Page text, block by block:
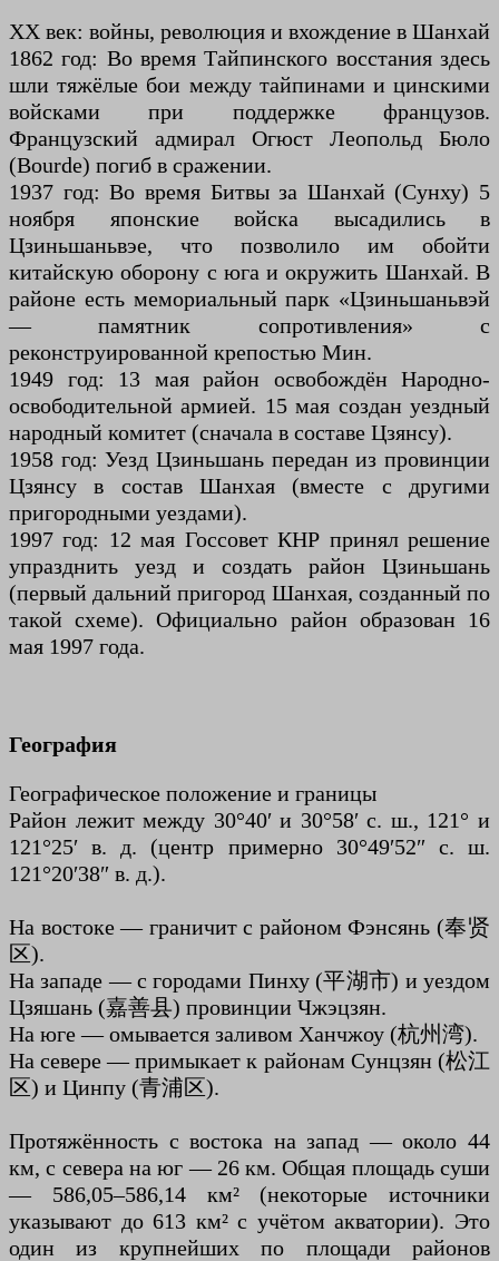
XX век: войны, революция и вхождение в Шанхай
1862 год: Во время Тайпинского восстания здесь
шли тяжёлые бои между тайпинами и цинскими
войсками при поддержке французов.
Французский адмирал Огюст Леопольд Бюло
(Bourde) погиб в сражении.
1937 год: Во время Битвы за Шанхай (Сунху) 5
ноября японские войска высадились в
Цзиньшаньвэе, что позволило им обойти
китайскую оборону с юга и окружить Шанхай. В
районе есть мемориальный парк «Цзиньшаньвэй
— памятник сопротивления» с
реконструированной крепостью Мин.
1949 год: 13 мая район освобождён Народно-
освободительной армией. 15 мая создан уездный
народный комитет (сначала в составе Цзянсу).
1958 год: Уезд Цзиньшань передан из провинции
Цзянсу в состав Шанхая (вместе с другими
пригородными уездами).
1997 год: 12 мая Госсовет КНР принял решение
упразднить уезд и создать район Цзиньшань
(первый дальний пригород Шанхая, созданный по
такой схеме). Официально район образован 16
мая 1997 года.
География
Географическое положение и границы
Район лежит между 30°40′ и 30°58′ с. ш., 121° и
121°25′ в. д. (центр примерно 30°49′52″ с. ш.
121°20′38″ в. д.).
На востоке — граничит с районом Фэнсянь (奉贤
区).
На западе — с городами Пинху (平湖市) и уездом
Цзяшань (嘉善县) провинции Чжэцзян.
На юге — омывается заливом Ханчжоу (杭州湾).
На севере — примыкает к районам Сунцзян (松江
区) и Цинпу (青浦区).
Протяжённость с востока на запад — около 44
км, с севера на юг — 26 км. Общая площадь суши
— 586,05–586,14 км² (некоторые источники
указывают до 613 км² с учётом акватории). Это
один из крупнейших по площади районов